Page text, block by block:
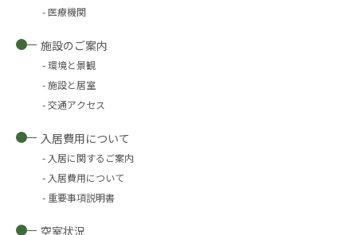
医療機関
施設のご案内
環境と景観
施設と居室
交通アクセス
入居費用について
入居に関するご案内
入居費用について
重要事項説明書
空室状況